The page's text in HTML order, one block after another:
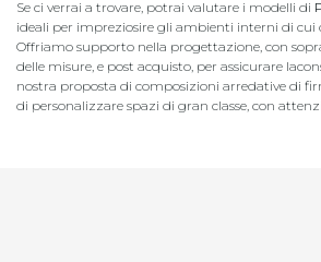
Se ci verrai a trovare, potrai valutare i modelli di
ideali per impreziosire gli ambienti interni di cui
Offriamo supporto nella progettazione, con
delle misure, e post acquisto, per assicurare
nostra proposta di composizioni arredative di
di personalizzare spazi di gran classe, con